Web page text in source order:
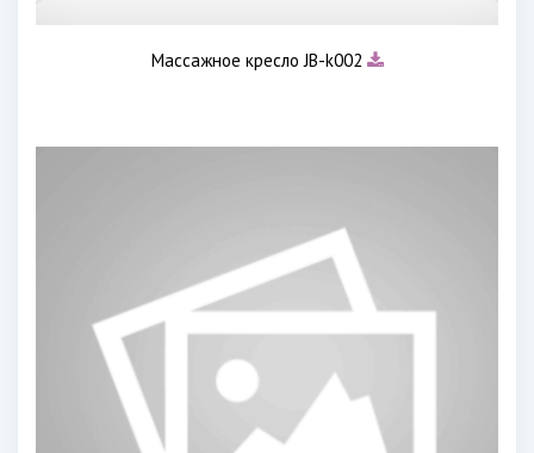
Массажное кресло JB-k002